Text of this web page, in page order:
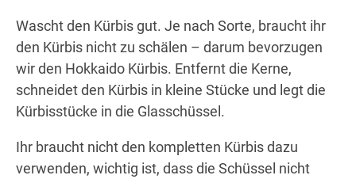
Wascht den Kürbis gut. Je nach Sorte, braucht ihr
den Kürbis nicht zu schälen – darum bevorzugen
wir den Hokkaido Kürbis. Entfernt die Kerne,
schneidet den Kürbis in kleine Stücke und legt die
Kürbisstücke in die Glasschüssel.
Ihr braucht nicht den kompletten Kürbis dazu
verwenden, wichtig ist, dass die Schüssel nicht